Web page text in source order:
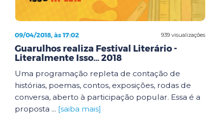
939 visualizações
09/04/2018, às 17:02
Guarulhos realiza Festival Literário -
Literalmente Isso... 2018
Uma programação repleta de contação de
histórias, poemas, contos, exposições, rodas de
conversa, aberto à participação popular. Essa é a
proposta ... [saiba mais]